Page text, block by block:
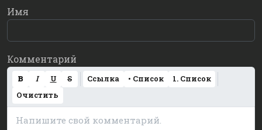
Имя
Комментарий
B I U S Ссылка • Список
1. Список
Очистить